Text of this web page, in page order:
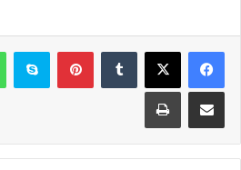
بينتيريست
مشاركة عبر البريد طباعة